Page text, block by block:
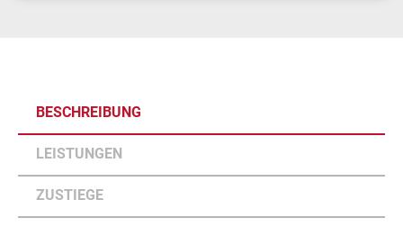
BESCHREIBUNG
LEISTUNGEN
ZUSTIEGE